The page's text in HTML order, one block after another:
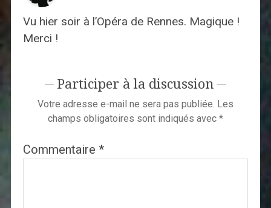
Vu hier soir à l’Opéra de Rennes. Magique !
Merci !
Participer à la discussion
Votre adresse e-mail ne sera pas publiée. Les
champs obligatoires sont indiqués avec *
Commentaire *